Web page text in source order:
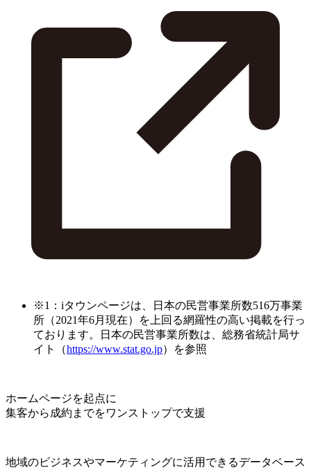
※1：iタウンページは、日本の民営事業所数516万事業
所（2021年6月現在）を上回る網羅性の高い掲載を行っ
ております。日本の民営事業所数は、総務省統計局サ
イト（https://www.stat.go.jp）を参照
ホームページを起点に
集客から成約までをワンストップで支援
地域のビジネスやマーケティングに活用できるデータベース